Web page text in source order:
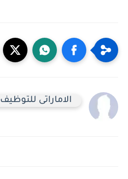
الاماراتى للتوظيف